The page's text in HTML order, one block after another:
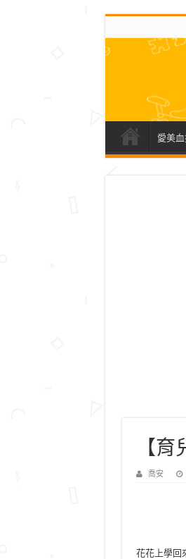
愛美
【
喬安
花花上學回